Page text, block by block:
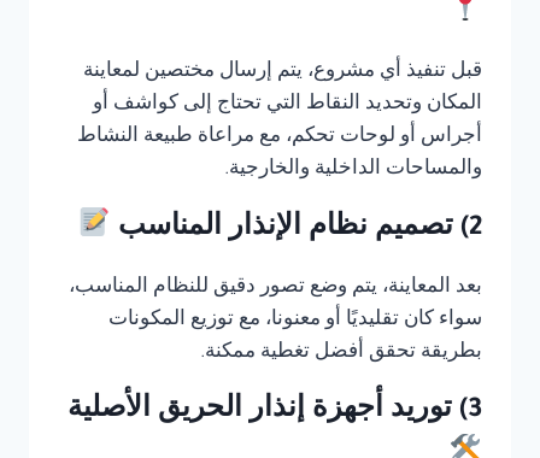
قبل تنفيذ أي مشروع، يتم إرسال مختصين لمعاينة
المكان وتحديد النقاط التي تحتاج إلى كواشف أو
أجراس أو لوحات تحكم، مع مراعاة طبيعة النشاط
والمساحات الداخلية والخارجية.
2) تصميم نظام الإنذار المناسب
بعد المعاينة، يتم وضع تصور دقيق للنظام المناسب،
سواء كان تقليديًا أو معنونا، مع توزيع المكونات
بطريقة تحقق أفضل تغطية ممكنة.
3) توريد أجهزة إنذار الحريق الأصلية